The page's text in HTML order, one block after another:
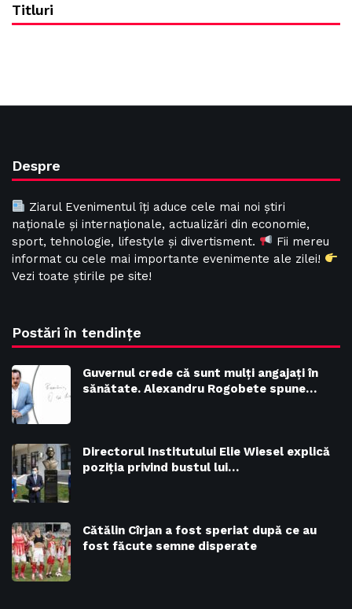
Titluri
Despre
Ziarul Evenimentul îți aduce cele mai noi știri
naționale și internaționale, actualizări din economie,
sport, tehnologie, lifestyle și divertisment.
Fii mereu
informat cu cele mai importante evenimente ale zilei!
Vezi toate știrile pe site!
Postări în tendințe
Guvernul crede că sunt mulţi angajaţi în
sănătate. Alexandru Rogobete spune…
Directorul Institutului Elie Wiesel explică
poziția privind bustul lui…
Cătălin Cîrjan a fost speriat după ce au
fost făcute semne disperate